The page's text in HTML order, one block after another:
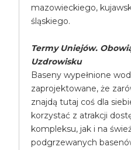
mazowieckiego,
śląskiego.
Termy Uniejów.
Uzdrowisku
Baseny wypełnione
zaprojektowane, że
znajdą tutaj coś dla
korzystać z atrakcji
kompleksu, jak i na
podgrzewanych